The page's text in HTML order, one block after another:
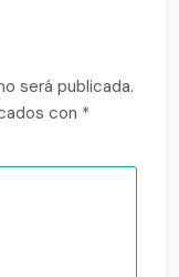
será publicada.
con *